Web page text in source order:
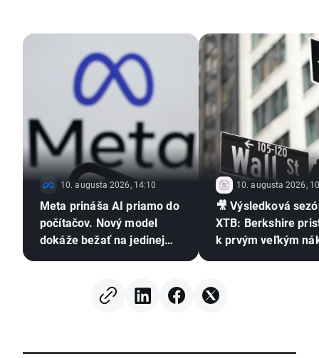
10. augusta 2026, 14:10
Meta prináša AI priamo do
počítačov. Nový model
dokáže bežať na jedinej
10. augusta 2026,
🎥 Výsledková
XTB: Berkshire
k prvým veľkým